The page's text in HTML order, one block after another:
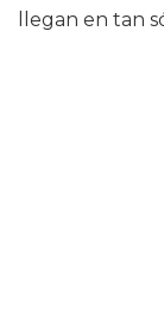
llegan en tan